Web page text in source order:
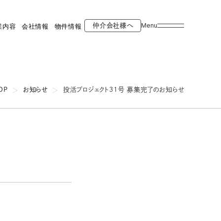
内容 会社情報 物件情報 仲介会社様へ Menu
お知らせ 投活プロジェクト31号 募集完了のお知らせ